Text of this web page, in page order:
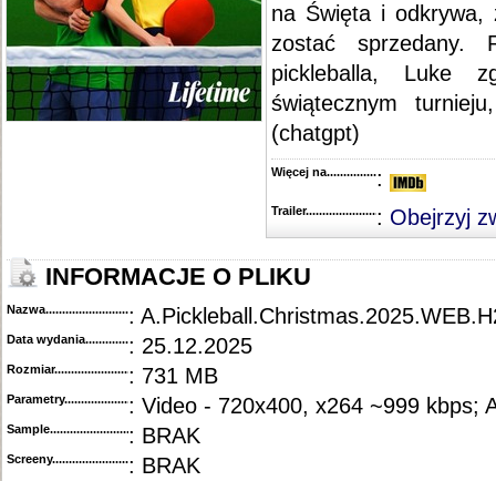
na Święta i odkrywa,
zostać sprzedany.
pickleballa, Luke
świątecznym
(chatgpt)
Więcej na........................................
:
Trailer...........................................
: Obejrzyj
INFORMACJE O PLIKU
Nazwa.............................................
:
Data wydania......................................
: 25.12.2025
Rozmiar...........................................
: 731 MB
Parametry.........................................: Video - 720x400, x264 ~999 kbps;
Sample............................................
: BRAK
Screeny...........................................
: BRAK